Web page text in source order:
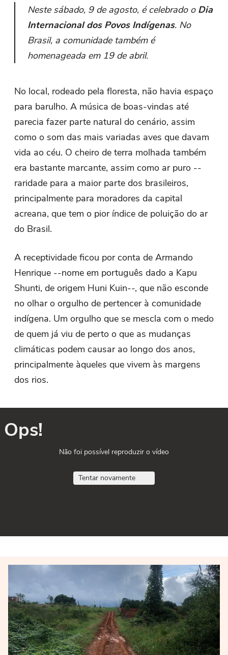
Neste sábado, 9 de agosto, é celebrado o Dia
Internacional dos Povos Indígenas. No
Brasil, a comunidade também é
homenageada em 19 de abril.
No local, rodeado pela floresta, não havia espaço
para barulho. A música de boas-vindas até
parecia fazer parte natural do cenário, assim
como o som das mais variadas aves que davam
vida ao céu. O cheiro de terra molhada também
era bastante marcante, assim como ar puro --
raridade para a maior parte dos brasileiros,
principalmente para moradores da capital
acreana, que tem o pior índice de poluição do ar
do Brasil.
A receptividade ficou por conta de Armando
Henrique --nome em português dado a Kapu
Shunti, de origem Huni Kuin--, que não esconde
no olhar o orgulho de pertencer à comunidade
indígena. Um orgulho que se mescla com o medo
de quem já viu de perto o que as mudanças
climáticas podem causar ao longo dos anos,
principalmente àqueles que vivem às margens
dos rios.
Ops!
Não foi possível reproduzir o vídeo
Tentar novamente